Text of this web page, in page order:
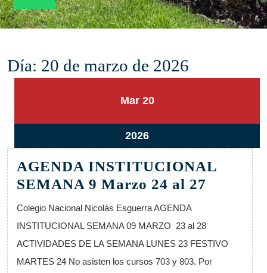
Día: 20 de marzo de 2026
Mar20
2026
2020
202620
marzo,
2026
AGENDA INSTITUCIONAL
SEMANA 9 Marzo 24 al 27
9
Colegio Nacional Nicolás Esguerra AGENDA
INSTITUCIONAL SEMANA 09 MARZO 23 al 28
ACTIVIDADES DE LA SEMANA LUNES 23 FESTIVO
MARTES 24 No asisten los cursos 703 y 803. Por